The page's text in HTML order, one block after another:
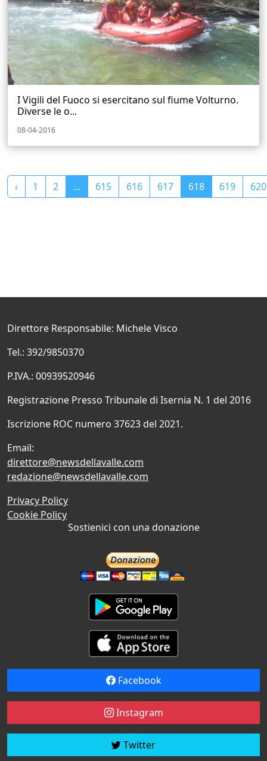
I Vigili del Fuoco si esercitano sul fiume Volturno.
Diverse le o...
08-04-2016
‹ 1 2 ... 615 616 617 618 619 620
Direttore Responsabile: Michele Visco
Tel.: 392/9850370
P.IVA.: 00939520946
Registrazione Presso Tribunale di Isernia N. 1 del 2016
Iscrizione ROC numero 37623 del 2021.
Email:
direttore@newsdellavalle.com
redazione@newsdellavalle.com
Privacy Policy
Cookie Policy
Sostienici con una donazione
Facebook
Instagram
Twitter